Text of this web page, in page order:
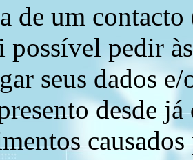
de um
possível pedir
seus dados
desde